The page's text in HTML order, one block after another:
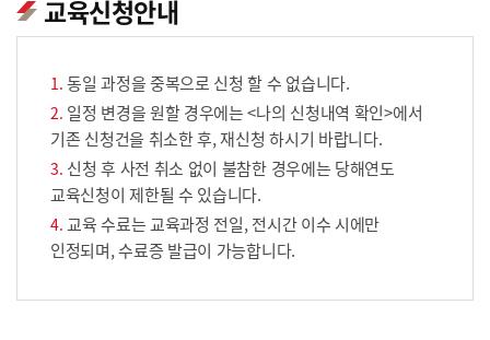
교육신청안내
동일 과정을 중복으로 신청 할 수 없습니다.
일정 변경을 원할 경우에는 <나의 신청내역 확인>에서
기존 신청건을 취소한 후, 재신청 하시기 바랍니다.
신청 후 사전 취소 없이 불참한 경우에는 당해연도
교육신청이 제한될 수 있습니다.
교육 수료는 교육과정 전일, 전시간 이수 시에만
인정되며, 수료증 발급이 가능합니다.